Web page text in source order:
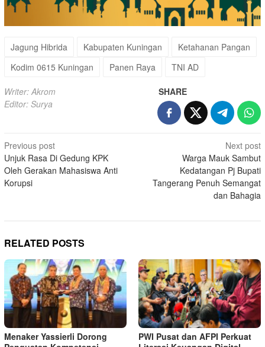
Jagung Hibrida Kabupaten Kuningan
Ketahanan Pangan
Kodim 0615 Kuningan
Panen Raya TNI AD
Writer: Akrom
Editor: Surya
SHARE
Post
navigation
Previous post
Unjuk Rasa Di Gedung KPK
Oleh Gerakan Mahasiswa Anti
Korupsi
Next post
Warga Mauk Sambut
Kedatangan Pj Bupati
Tangerang Penuh Semangat
dan Bahagia
RELATED POSTS
Menaker Yassierli Dorong
PWI Pusat dan AFPI Perkuat